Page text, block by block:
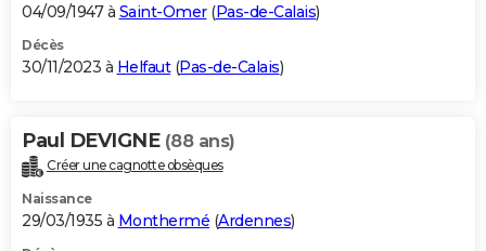
04/09/1947 à Saint-Omer(Pas-de-Calais)
Décès
30/11/2023 à Helfaut(Pas-de-Calais)
Paul DEVIGNE (88 ans)
Créer une cagnotte obsèques
Naissance
29/03/1935 à Monthermé (Ardennes)